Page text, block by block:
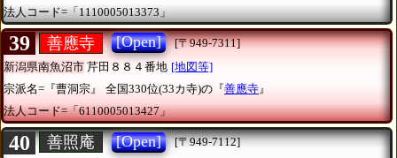
法人コード=「1110005013373」
39 善應寺 [Open]
[〒949-7311]
新潟県南魚沼市 芹田８８４番地 [地図等]
宗派名=『曹洞宗』
全国330位(33カ寺)の『善應寺』
法人コード=「6110005013427」
40 善照庵 [Open]
[〒949-7112]